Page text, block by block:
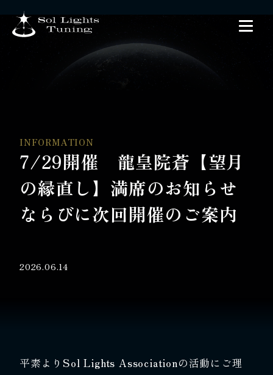
INFORMATION
7/29開催 龍皇院蒼【望月
の縁直し】満席のお知らせ
ならびに次回開催のご案内
2026.06.14
平素よりSol Lights Associationの活動にご理